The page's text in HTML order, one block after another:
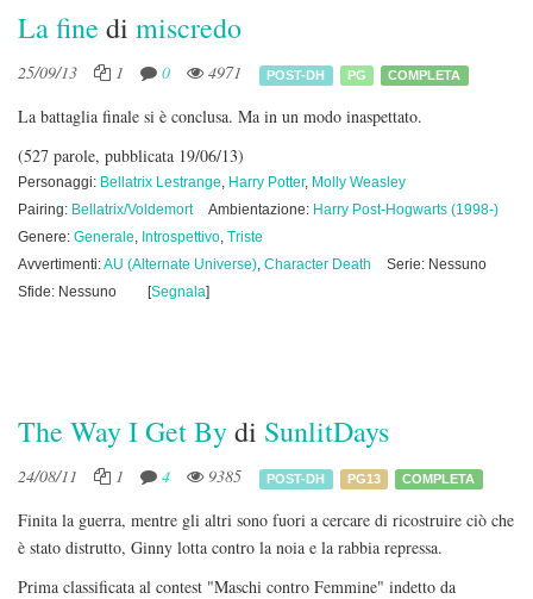
La fine di miscredo
25/09/13 1 0 4971 POST-DH PG COMPLETA
La battaglia finale si è conclusa. Ma in un modo inaspettato.
(527 parole, pubblicata 19/06/13)
Personaggi: Bellatrix Lestrange, Harry Potter, Molly Weasley
Pairing: Bellatrix/Voldemort Ambientazione: Harry Post-Hogwarts (1998-)
Genere: Generale, Introspettivo, Triste
Avvertimenti:AU (Alternate Universe), Character Death
Serie: Nessuno
Sfide: Nessuno
[Segnala]
The Way I Get Bydi SunlitDays
24/08/11 1 4 9385 POST-DH PG13 COMPLETA
Finita la guerra, mentre gli altri sono fuori a cercare di ricostruire ciò che
è stato distrutto, Ginny lotta contro la noia e la rabbia repressa.
Prima classificata al contest "Maschi contro Femmine" indetto da